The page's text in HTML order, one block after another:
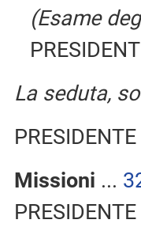
(Esame
La seduta,
Missioni ...